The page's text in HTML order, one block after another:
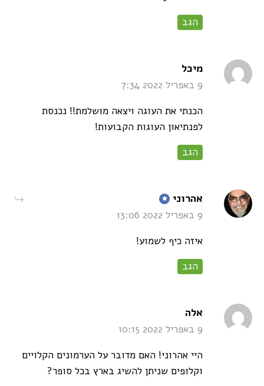
הגב
מיכל
9 באפריל 2022 7:34
הכנתי את העוגה ויצאה מושלמת!! נכנסת
לפנתיאון העוגות הקבועות!
הגב
אהרוני says:
9 באפריל 2022 13:06
איזה כיף לשמוע!
הגב
אלה
9 באפריל 2022 10:15
היי אהרוני! האם מדובר על הערמונים הקלויים
וקלופים שניתן להשיג בארץ בכל סופר?